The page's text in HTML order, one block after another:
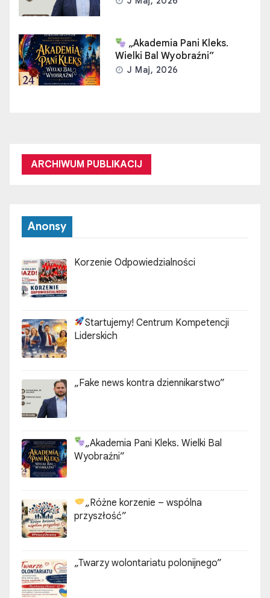
„Akademia Pani Kleks.
Wielki Bal Wyobraźni”
J Maj, 2026
ARCHIWUM PUBLIKACIJ
Anonsy
Korzenie Odpowiedzialności
Startujemy! Centrum Kompetencji
Liderskich
„Fake news kontra dziennikarstwo”
„Akademia Pani Kleks. Wielki Bal
Wyobraźni”
„Różne korzenie – wspólna
przyszłość”
„Twarzy wolontariatu polonijnego”